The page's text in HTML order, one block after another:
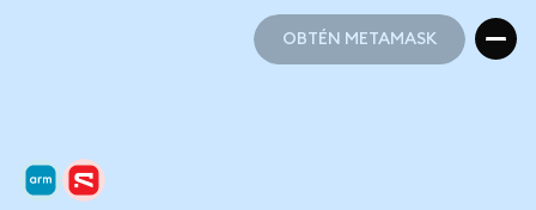
OBTÉN METAMASK